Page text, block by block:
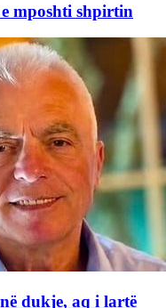
mposhti shpirtin
dukje, aq i lartë